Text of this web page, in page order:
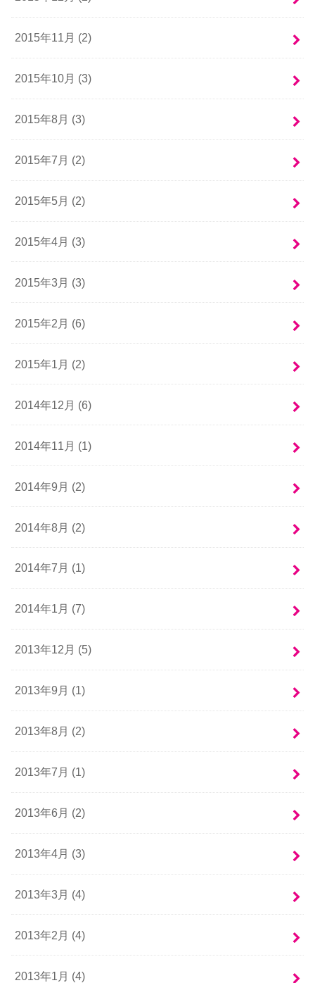
2015年11月 (2)
2015年10月 (3)
2015年8月 (3)
2015年7月 (2)
2015年5月 (2)
2015年4月 (3)
2015年3月 (3)
2015年2月 (6)
2015年1月 (2)
2014年12月 (6)
2014年11月 (1)
2014年9月 (2)
2014年8月 (2)
2014年7月 (1)
2014年1月 (7)
2013年12月 (5)
2013年9月 (1)
2013年8月 (2)
2013年7月 (1)
2013年6月 (2)
2013年4月 (3)
2013年3月 (4)
2013年2月 (4)
2013年1月 (4)